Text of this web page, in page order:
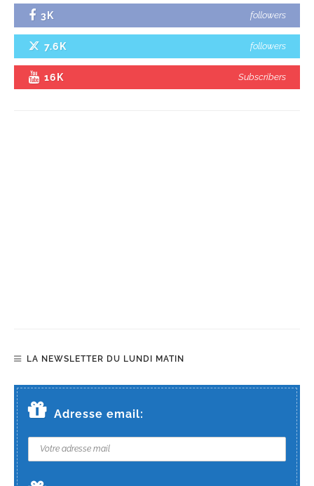
3K followers
7.6K followers
16K Subscribers
LA NEWSLETTER DU LUNDI MATIN
Adresse email: